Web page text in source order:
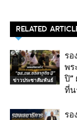
RELATED
ข่าวประชาสัมพันธ์
รอ
พร
ปิ”
ที่น
รอ